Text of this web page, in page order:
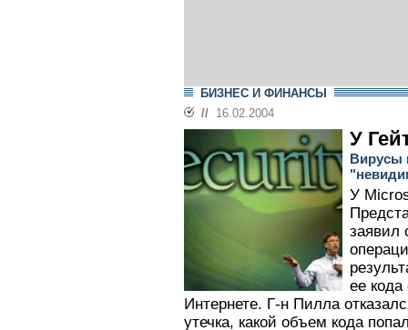
БИЗНЕС И ФИНАНСЫ
// 16.02.2004
У
Вирусы
У
заявил
ее кода
Интернете. Г-н Пилла
утечка, какой объем кода